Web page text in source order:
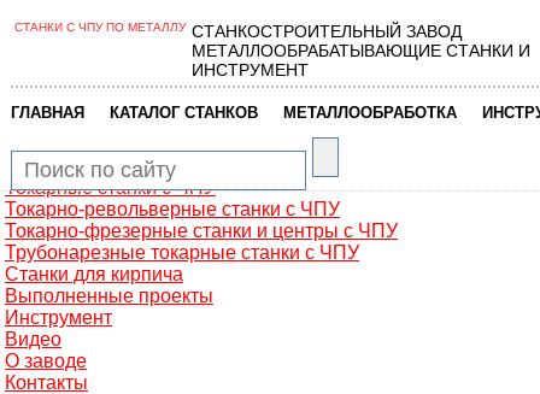
Главная
Фрезерные обрабатывающие центры
Сверлильно-фрезерные станки
Промышленные роботы манипуляторы
Токарные автоматы с ЧПУ
Токарные станки с ЧПУ
Токарно-револьверные станки с ЧПУ
Токарно-фрезерные станки и центры с ЧПУ
Трубонарезные токарные станки с ЧПУ
Станки для кирпича
Выполненные проекты
Инструмент
Видео
О заводе
Контакты
СТАНКИ С ЧПУ ПО МЕТАЛЛУ СТАНКОСТРОИТЕЛЬНЫЙ ЗАВОД
МЕТАЛЛООБРАБАТЫВАЮЩИЕ СТАНКИ И
ИНСТРУМЕНТ
ГЛАВНАЯ КАТАЛОГ СТАНКОВ МЕТАЛЛООБРАБОТКА